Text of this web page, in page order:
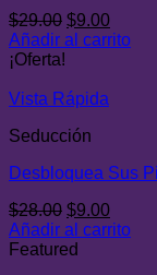
$29.00 El
precio
$29.00.
$9.00El
precio
Añadir al carrito
¡Oferta!
Vista Rápida
Seducción
Desbloquea Sus
$28.00 El
precio
original
$9.00El
precio
Añadir al carrito
Featured